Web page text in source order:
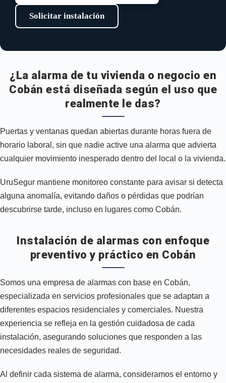
Solicitar instalación
¿La alarma de tu vivienda o negocio en
Cobán está diseñada según el uso que
realmente le das?
Puertas y ventanas quedan abiertas durante horas fuera de
horario laboral, sin que nadie active una alarma que advierta
cualquier movimiento inesperado dentro del local o la vivienda.
UruSegur mantiene monitoreo constante para avisar si detecta
alguna anomalía, evitando daños o pérdidas que podrían
descubrirse tarde, incluso en lugares como Cobán.
Instalación de alarmas con enfoque
preventivo y práctico en Cobán
Somos una empresa de alarmas con base en Cobán,
especializada en servicios profesionales que se adaptan a
diferentes espacios residenciales y comerciales. Nuestra
experiencia se refleja en la gestión cuidadosa de cada
instalación, asegurando soluciones que responden a las
necesidades reales de seguridad.
Al definir cada sistema de alarma, consideramos el entorno y